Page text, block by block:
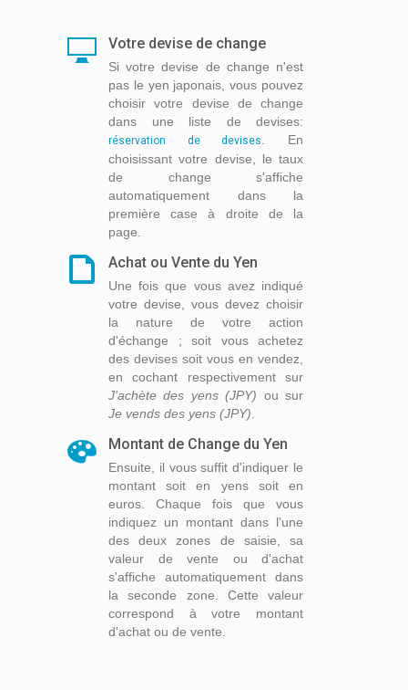
Votre devise de change
Si votre devise de change n'est
pas le yen japonais, vous pouvez
choisir votre devise de change
dans une liste de devises:
réservation de devises
. En
choisissant votre devise, le taux
de change s'affiche
automatiquement dans la
première case à droite de la
page.
Achat ou Vente du Yen
Une fois que vous avez indiqué
votre devise, vous devez choisir
la nature de votre action
d'échange ; soit vous achetez
des devises soit vous en vendez,
en cochant respectivement sur
J'achète des yens (JPY) ou sur
Je vends des yens (JPY)
Montant de Change du Yen
Ensuite, il vous suffit d'indiquer le
montant soit en yens soit en
euros. Chaque fois que vous
indiquez un montant dans l'une
des deux zones de saisie, sa
valeur de vente ou d'achat
s'affiche automatiquement dans
la seconde zone. Cette valeur
correspond à votre montant
d'achat ou de vente.